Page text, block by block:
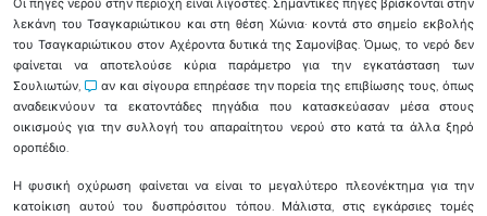
Οι πηγές νερού στην περιοχή είναι λιγοστές. Σημαντικές πηγές βρίσκονται στην
λεκάνη του Τσαγκαριώτικου και στη θέση Χώνια· κοντά στο σημείο εκβολής
του Τσαγκαριώτικου στον Αχέροντα δυτικά της Σαμονίβας. Όμως, το νερό δεν
φαίνεται να αποτελούσε κύρια παράμετρο για την εγκατάσταση των
Σουλιωτών,
αν και σίγουρα επηρέασε την πορεία της επιβίωσης τους, όπως
αναδεικνύουν τα εκατοντάδες πηγάδια που κατασκεύασαν μέσα στους
οικισμούς για την συλλογή του απαραίτητου νερού στο κατά τα άλλα ξηρό
οροπέδιο.
Η φυσική οχύρωση φαίνεται να είναι το μεγαλύτερο πλεονέκτημα για την
κατοίκιση αυτού του δυσπρόσιτου τόπου. Μάλιστα, στις εγκάρσιες τομές